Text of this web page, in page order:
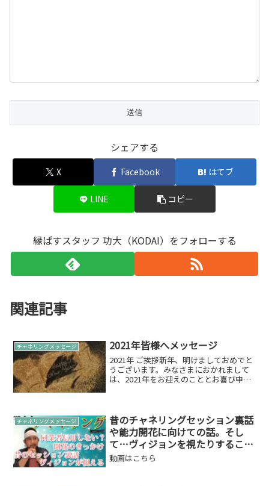
シェアする
X Facebook はてブ
LINE コピー
縁ぱすスタッフ 功大（KODAI）をフォローする
関連記事
チャネリングメッセージ 2021年皆様へメッセージ
2021年 ご挨拶新年、明けましておめでと
うございます。みなさまにおかれまして
は、2021年をお迎えのこととお喜び申し
らず足を運び...
チャネリングメッセージ
昔のチャネリングセッション裏話
や能力開花に向けての話。そし
て…ヴィジョンを視たりすること
などをフリーダムに話しました
動画はこちら